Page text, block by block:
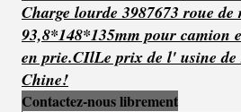
Charge lourde 3987673 roue
93,8*148*135mm pour camion
en prie.CIlLe prix de l' usine de
Chine!
Contactez-nous librement